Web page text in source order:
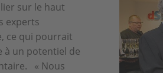
sur le haut
experts
ce qui pourrait
à un potentiel de
« Nous